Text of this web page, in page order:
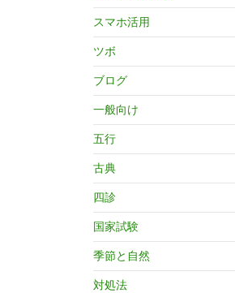
スマホ活用
ツボ
ブログ
一般向け
五行
古典
四診
国家試験
季節と自然
対処法